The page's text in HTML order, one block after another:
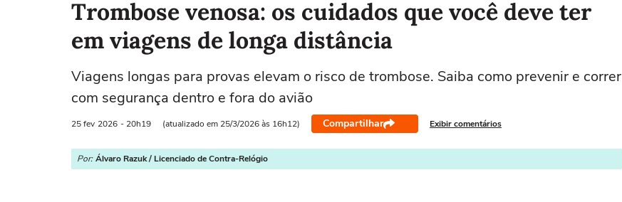
Trombose venosa: os cuidados que você deve ter
em viagens de longa distância
Viagens longas para provas elevam o risco de trombose. Saiba como prevenir e correr
com segurança dentro e fora do avião
25 fev 2026 - 20h19 (atualizado em 25/3/2026 às 16h12) Compartilhar Exibir comentários
Por: Álvaro Razuk / Licenciado de Contra-Relógio